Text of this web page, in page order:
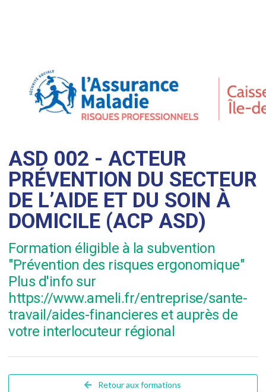
ASD 002 - ACTEUR
PRÉVENTION DU SECTEUR
DE L’AIDE ET DU SOIN À
DOMICILE (ACP ASD)
Formation éligible à la subvention
"Prévention des risques ergonomique"
Plus d'info sur
https://www.ameli.fr/entreprise/sante-
travail/aides-financieres et auprès de
votre interlocuteur régional
Retour aux formations